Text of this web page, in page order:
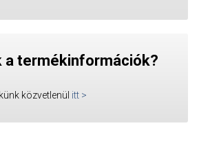
a termékinformációk?
közvetlenül itt >